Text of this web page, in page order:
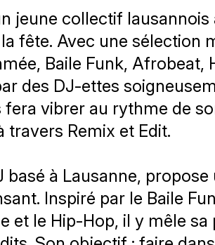
jeune collectif lausannois
fête. Avec une sélection
Baile Funk, Afrobeat,
des DJ-ettes
fera vibrer au rythme de
travers Remix et Edit.
basé à Lausanne,
Inspiré par le Baile
et le Hip-Hop, il y mêle sa